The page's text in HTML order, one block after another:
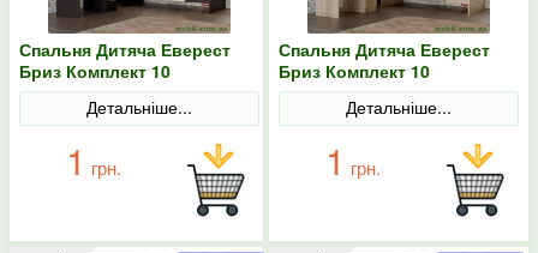
Спальня Дитяча Еверест
Бриз Комплект 10
(модульна - 2 елементи)
венге/дуб молочний
Детальніше...
1 грн.
Спальня Дитяча Еверест
Бриз Комплект 10
(модульна - 2 елементи)
сонома/трюфель
Детальніше...
1 грн.